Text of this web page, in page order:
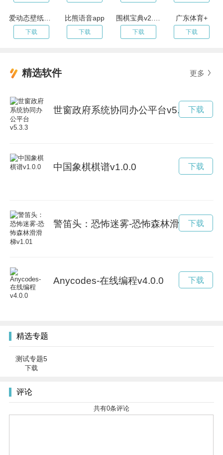
爱动态壁纸4K V1.60
下载
比熊语音app
下载 下载
广东体育+
下载
精选软件 更多
世窗政府系统协同办公平台v5.3.3下载
中国象棋棋谱v1.0.0 下载
警笛头：恐怖迷雾-恐怖森林滑滑梯v1.01
下载
Anycodes-在线编程v4.0.0 下载
精选专题
测试专题5
下载
评论
共有0条评论